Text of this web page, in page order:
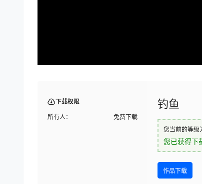
下载权限
所有人： 免费下载
钓鱼
您当前的等级
您已获得下
作品下载